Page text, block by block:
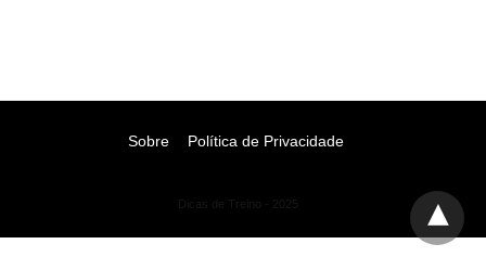
Sobre Política de Privacidade
Dicas de Treino - 2025